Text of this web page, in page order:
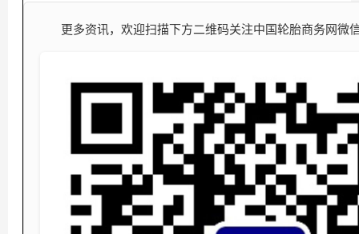
更多资讯，欢迎扫描下方二维码关注中国轮胎商务网微